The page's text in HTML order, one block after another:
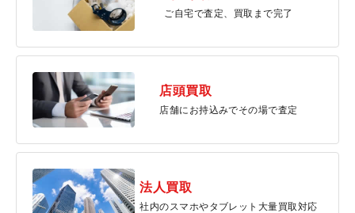
ご自宅で査定、買取まで完了
店頭買取
店舗にお持込みでその場で査定
法人買取
社内のスマホやタブレット大量買取対応